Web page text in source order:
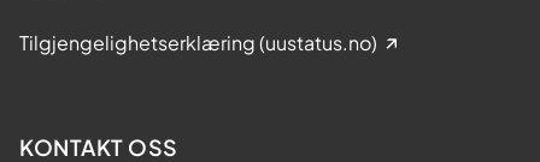
Tilgjengelighetserklæring (uustatus.no)
KONTAKT OSS